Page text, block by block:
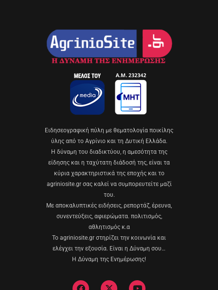
Eιδησεογραφική πύλη με θεματολογία ποικίλης
ύλης από το Αγρίνιο και τη Δυτική Ελλάδα.
Η δύναμη του διαδικτύου, η αμεσότητα της
είδησης και η ταχύτατη διάδοσή της, είναι τα
κύρια χαρακτηριστικά της εποχής και το
agriniosite.gr σας καλεί να συμπορευτείτε μαζί
του.
Με αποκαλυπτικές ειδήσεις, ρεπορτάζ, έρευνα,
συνεντεύξεις, αφιερώματα. πολιτισμός,
αθλητισμός κ.α
Το agriniosite.gr στηρίζει την κοινωνία και
ελέγχει την εξουσία. Είναι η Δύναμη σου…
Η Δύναμη της Ενημέρωσης!